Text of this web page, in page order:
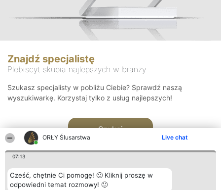
ORŁY Ślusarstwa Live chat
07:13
Cześć, chętnie Ci pomogę! 🙂 Kliknij proszę w
odpowiedni temat rozmowy! 🙂
Znajdź specjalistę
Plebiscyt skupia najlepszych w branży
Szukasz specjalisty w pobliżu Ciebie? Sprawdź naszą
wyszukiwarkę. Korzystaj tylko z usług najlepszych!
Szukaj